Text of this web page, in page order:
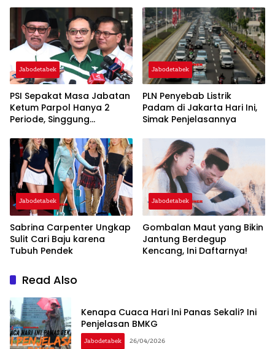
Jabodetabek
PSI Sepakat Masa Jabatan
Ketum Parpol Hanya 2
Periode, Singgung
‘Warisan’
Jabodetabek
PLN Penyebab Listrik
Padam di Jakarta Hari Ini,
Simak Penjelasannya
Jabodetabek
Sabrina Carpenter Ungkap
Sulit Cari Baju karena
Tubuh Pendek
Jabodetabek
Gombalan Maut yang Bikin
Jantung Berdegup
Kencang, Ini Daftarnya!
Read Also
Kenapa Cuaca Hari Ini Panas Sekali? Ini
Penjelasan BMKG
Jabodetabek 26/04/2026